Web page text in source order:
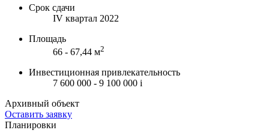
Срок сдачи
IV квартал 2022
Площадь
66 - 67,44 м2
Инвестиционная привлекательность
7 600 000 - 9 100 000 i
Архивный объект
Оставить заявку
Планировки